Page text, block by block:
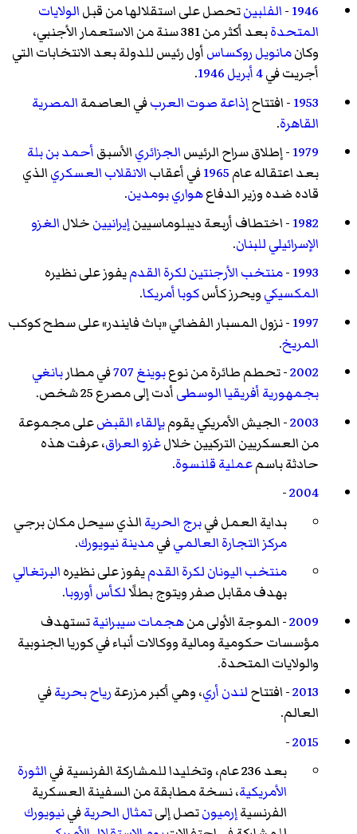
1946
-الفلبينتحصل على استقلالها من قبلالولايات
المتحدة
بعد أكثر من 381 سنة من الاستعمار الأجنبي،
وكانمانويل روكساسأول رئيس للدولة بعد الانتخابات التي
أجريت في4 أبريل 1946
.
1953- افتتاحإذاعة صوت العربفي العاصمةالمصرية
القاهرة.
1979- إطلاق سراح الرئيسالجزائريالأسبقأحمد بن بلة
بعد اعتقاله عام1965في أعقابالانقلاب العسكريالذي
قاده ضده وزير الدفاعهواري بومدين.
1982- اختطاف أربعة ديبلوماسيينإيرانيينخلالالغزو
الإسرائيلي للبنان.
1993
-منتخب الأرجنتين لكرة القدميفوز على نظيره
المكسيكيويحرز كأسكوبا أمريكا.
1997- نزول المسبار الفضائي «باث فايندر» على سطح كوكب
المريخ.
2002- تحطم طائرة من نوعبوينغ 707 في مطاربانغي
بجمهورية أفريقيا الوسطىأدت إلى مصرع 25 شخص.
2003- الجيش الأمريكي يقومبإلقاء القبضعلى مجموعة
من العسكريين التركيين خلالغزو العراق، عرفت هذه
حادثة باسمعملية قلنسوة.
2004
-
بداية العمل فيبرج الحريةالذي سيحل مكان برجي
مركز التجارة العالميفيمدينة نيويورك.
منتخب اليونان لكرة القدميفوز على نظيرهالبرتغالي
بهدف مقابل صفر ويتوج بطلًالكأس أوروبا.
2009- الموجة الأولى منهجمات سيبرانيةتستهدف
مؤسسات حكومية ومالية ووكالات أنباء في كوريا الجنوبية
والولايات المتحدة.
2013- افتتاحلندن أري، وهي أكبر مزرعةرياح بحريةفي
العالم.
2015
-
بعد 236 عام، وتخليدا للمشاركة الفرنسية في
الثورة
الأمريكية، نسخة مطابقة من السفينة العسكرية
الفرنسيةإرميونتصل إلىتمثال الحريةفينيويورك